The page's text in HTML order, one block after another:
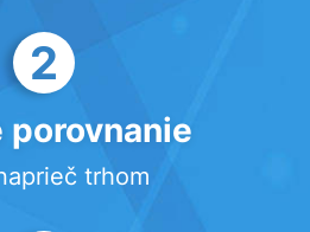
2
porovnanie
trhom